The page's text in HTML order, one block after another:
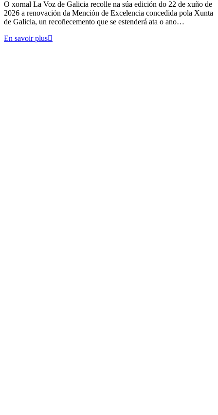
O xornal La Voz de Galicia recolle na súa edición do 22 de xuño de
2026 a renovación da Mención de Excelencia concedida pola Xunta
de Galicia, un recoñecemento que se estenderá ata o ano…
En savoir plus